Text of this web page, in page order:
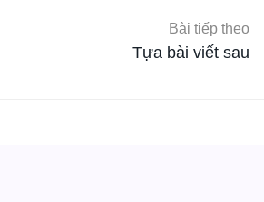
Bài tiếp theo
Tựa bài viết sau